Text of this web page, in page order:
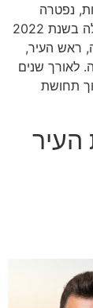
נפטרה
לאחר מאבק במחלת הסרטן • היא אובחנה כחולה בשנת 2022
ראש העיר,
לאורך שנים
תחושת
העיר